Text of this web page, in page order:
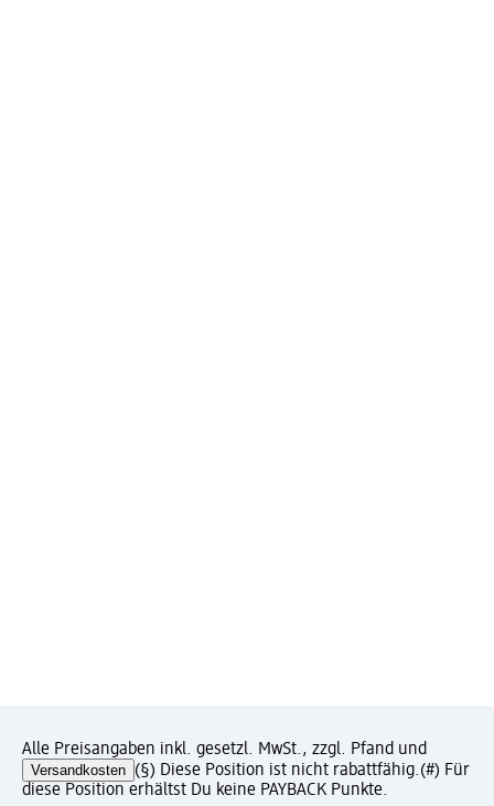
Alle Preisangaben inkl. gesetzl. MwSt., zzgl. Pfand und
Versandkosten (§) Diese Position ist nicht rabattfähig.(#) Für
diese Position erhältst Du keine PAYBACK Punkte.